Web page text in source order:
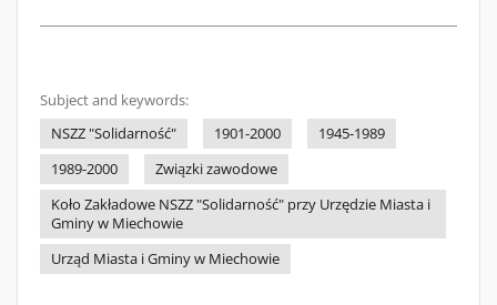
Subject and keywords:
NSZZ "Solidarność"
1901-2000
1945-1989
1989-2000
Związki zawodowe
Koło Zakładowe NSZZ "Solidarność" przy Urzędzie Miasta i
Gminy w Miechowie
Urząd Miasta i Gminy w Miechowie